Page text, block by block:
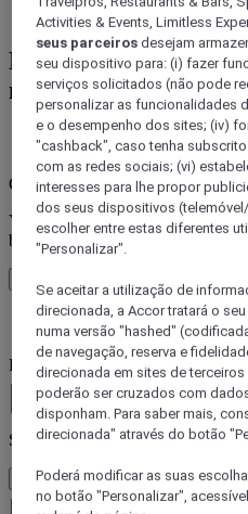
Reserve um hotel de
marcas Accor
Erro(s de)
Core booking engine
You’ll be redirected to Accor
book your stay
Erro(s de)
Para onde viaja?
Booking Dates
Selecione os seus hóspedes
1 Quarto(s) - 1 Convidado(s)
Quarto 1
Activities & Events, Limitless
seus parceiros desejam
seu dispositivo para: (i) fazer
serviços solicitados (não pode
personalizar as funcionalidades
e o desempenho dos sites; (iv)
"cashback", caso tenha
com as redes sociais; (vi)
interesses para lhe propor
dos seus dispositivos
escolher entre estas diferentes
"Personalizar".
Se aceitar a utilização de
direcionada, a Accor tratará o
numa versão "hashed"
de navegação, reserva e
direcionada em sites de
poderão ser cruzados com
disponham. Para saber mais,
direcionada" através do botão
Poderá modificar as suas
no botão "Personalizar",